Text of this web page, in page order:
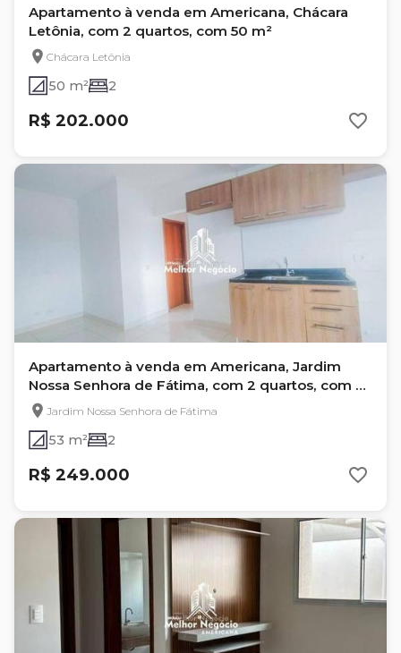
Apartamento à venda em Americana, Chácara
Letônia, com 2 quartos, com 50 m²
Chácara Letônia
50 m² 2
R$ 202.000
Apartamento à venda em Americana, Jardim
Nossa Senhora de Fátima, com 2 quartos, com 53
m²Jardim Nossa Senhora de Fátima
53 m² 2
R$ 249.000